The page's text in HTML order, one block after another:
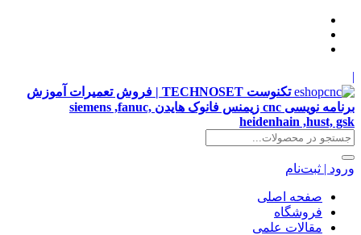
|
تکنوست TECHNOSET | فروش تعمیرات آموزش
برنامه نویسی cnc زیمنس فانوک هایدن siemens ,fanuc,
heidenhain ,hust, gsk
ورود | ثبت‌نام
صفحه اصلی
فروشگاه
مقالات علمی